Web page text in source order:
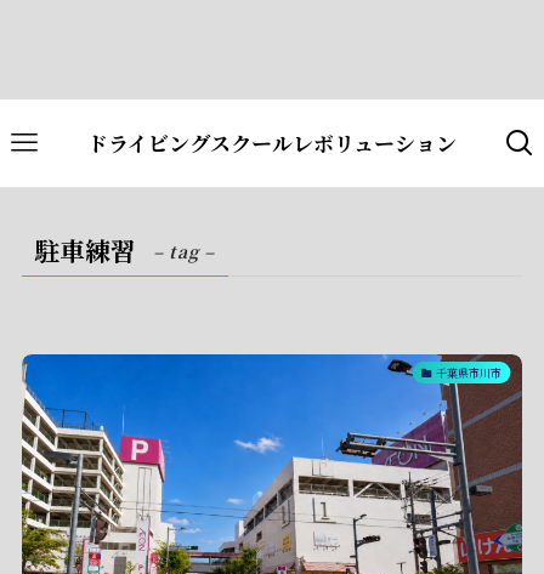
ドライビングスクールレボリューション
駐車練習 – tag –
千葉県市川市